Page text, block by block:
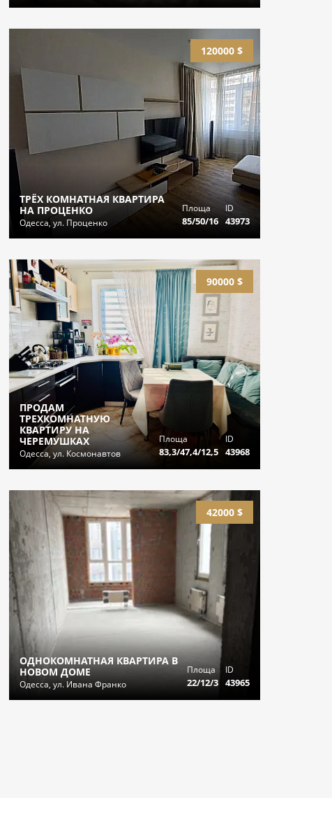
120000 $
ТРЁХ КОМНАТНАЯ КВАРТИРА
НА ПРОЦЕНКО
Одесса, ул. Проценко
Площа
85/50/16
ID
43973
90000 $
ПРОДАМ
ТРЕХКОМНАТНУЮ
КВАРТИРУ НА
ЧЕРЕМУШКАХ
Одесса, ул. Космонавтов
Площа
83,3/47,4/12,5
ID
43968
42000 $
ОДНОКОМНАТНАЯ КВАРТИРА В
НОВОМ ДОМЕ
Одесса, ул. Ивана Франко
Площа
22/12/3
ID
43965